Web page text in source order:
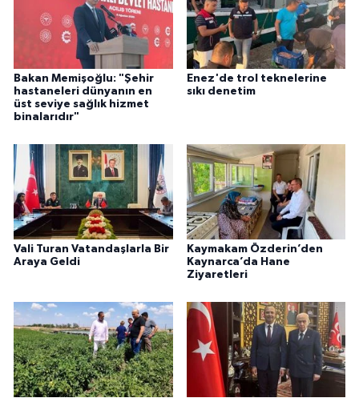
Bakan Memişoğlu: "Şehir
hastaneleri dünyanın en
üst seviye sağlık hizmet
binalarıdır"
Enez'de trol teknelerine
sıkı denetim
Vali Turan Vatandaşlarla Bir
Araya Geldi
Kaymakam Özderin’den
Kaynarca’da Hane
Ziyaretleri